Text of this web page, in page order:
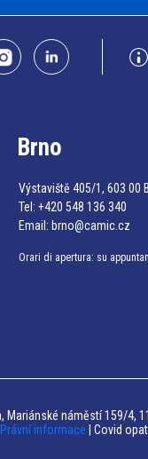
Brno
Výstaviště 405/1, 603 00
Tel:+420 548 136 340
Email: brno@camic.cz
Orari di apertura: su
náměstí 159/4,
Právní informace | Covid